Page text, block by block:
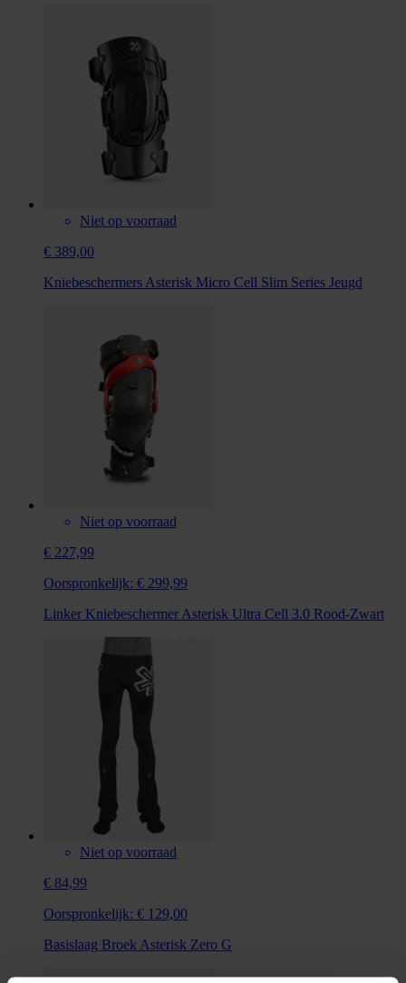
Niet op voorraad
€ 389,00
Kniebeschermers Asterisk Micro Cell Slim Series Jeugd
Niet op voorraad
€ 227,99
Oorspronkelijk: € 299,99
Linker Kniebeschermer Asterisk Ultra Cell 3.0 Rood-Zwart
Niet op voorraad
€ 84,99
Oorspronkelijk: € 129,00
Basislaag Broek Asterisk Zero G